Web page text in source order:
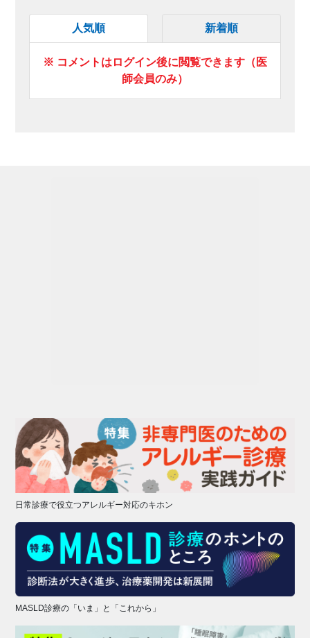
人気順 新着順
※ コメントはログイン後に閲覧できます（医
師会員のみ）
日常診療で役立つアレルギー対応のキホン
MASLD診療の「いま」と「これから」